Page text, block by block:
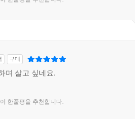
구매
며 살고 싶네요.
한줄평을 추천합니다.